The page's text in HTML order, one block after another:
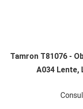
Tamron T81076 -
A034 Lente,